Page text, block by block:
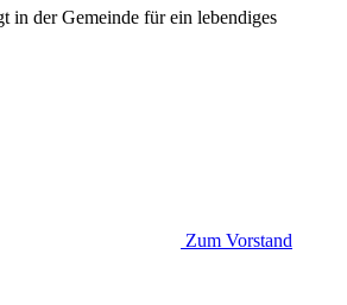
in der Gemeinde für ein lebendiges
Zum Vorstand